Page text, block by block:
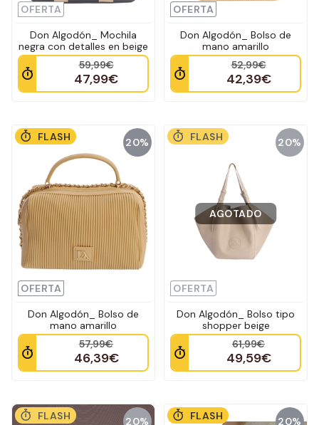
OFERTA
Don Algodón_ Mochila
negra con detalles en beige
59,99€
47,99€
OFERTA
Don Algodón_ Bolso de
mano amarillo
52,99€
42,39€
20%
OFERTA
FLASH
Don Algodón_ Bolso de
mano amarillo
57,99€
46,39€
20%
OFERTA
FLASH
AGOTADO
Don Algodón_ Bolso tipo
shopper beige
61,99€
49,59€
20%
FLASH 20%
FLASH